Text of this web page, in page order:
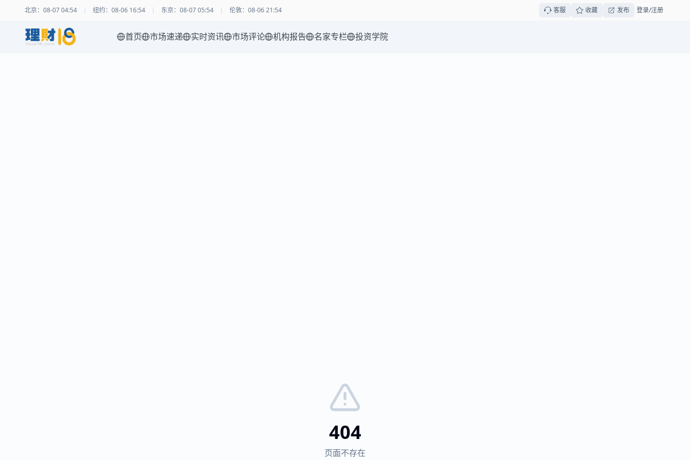
北京： 08-07 04:54 | 纽约： 08-06 16:54 | 东京： 08-07 05:54 | 伦敦： 08-06 21:54 客服 收藏 发布 登录/注册
首页 市场速递 实时资讯 市场评论 机构报告 名家专栏 投资学院
404
页面不存在